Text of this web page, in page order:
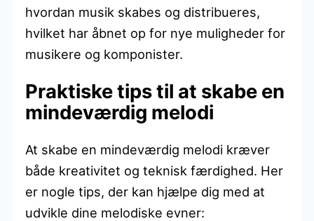
hvordan musik skabes og distribueres,
hvilket har åbnet op for nye muligheder for
musikere og komponister.
Praktiske tips til at skabe en
mindeværdig melodi
At skabe en mindeværdig melodi kræver
både kreativitet og teknisk færdighed. Her
er nogle tips, der kan hjælpe dig med at
udvikle dine melodiske evner: